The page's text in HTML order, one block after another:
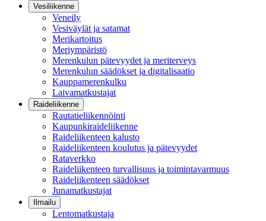
Vesiliikenne
Veneily
Vesiväylät ja satamat
Merikartoitus
Meriympäristö
Merenkulun pätevyydet ja meriterveys
Merenkulun säädökset ja digitalisaatio
Kauppamerenkulku
Laivamatkustajat
Raideliikenne
Rautatieliikennöinti
Kaupunkiraideliikenne
Raideliikenteen kalusto
Raideliikenteen koulutus ja pätevyydet
Rataverkko
Raideliikenteen turvallisuus ja toimintavarmuus
Raideliikenteen säädökset
Junamatkustajat
Ilmailu
Lentomatkustaja